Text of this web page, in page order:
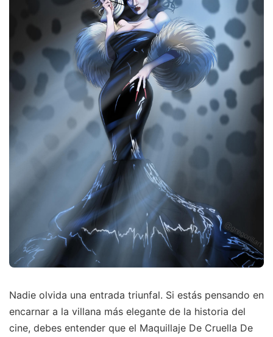
Nadie olvida una entrada triunfal. Si estás pensando en
encarnar a la villana más elegante de la historia del
cine, debes entender que el Maquillaje De Cruella De